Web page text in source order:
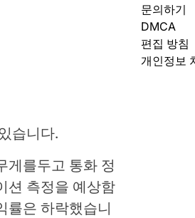
습니다.
게를두고 통화 정
션 측정을 예상함
률은 하락했습니
문의하기
DMCA
편집 방침
개인정보